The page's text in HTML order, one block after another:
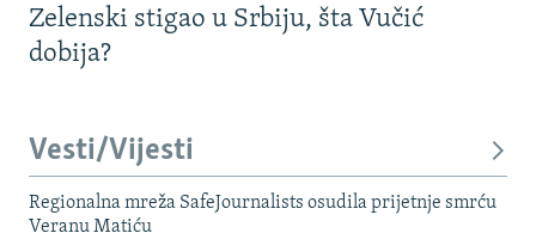
Zelenski stigao u Srbiju, šta Vučić
dobija?
Vesti/Vijesti
Regionalna mreža SafeJournalists osudila prijetnje smrću
Veranu Matiću